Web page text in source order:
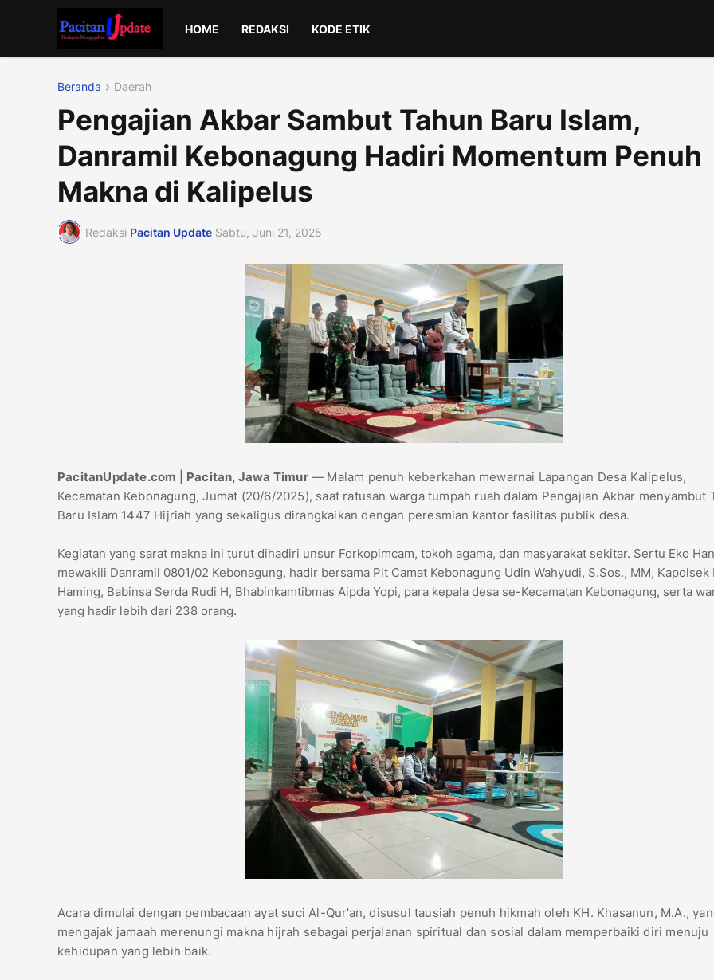
HOME REDAKSI KODE ETIK
Beranda Daerah
Pengajian Akbar Sambut Tahun Baru Islam,
Danramil Kebonagung Hadiri Momentum Penuh
Makna di Kalipelus
Redaksi Pacitan Update Sabtu, Juni 21, 2025
PacitanUpdate.com | Pacitan, Jawa Timur— Malam penuh keberkahan mewarnai Lapangan Desa Kalipelus,
Kecamatan Kebonagung, Jumat (20/6/2025), saat ratusan warga tumpah ruah dalam Pengajian Akbar menyambut
Baru Islam 1447 Hijriah yang sekaligus dirangkaikan dengan peresmian kantor fasilitas publik desa.
Kegiatan yang sarat makna ini turut dihadiri unsur Forkopimcam, tokoh agama, dan masyarakat sekitar. Sertu Eko
mewakili Danramil 0801/02 Kebonagung, hadir bersama Plt Camat Kebonagung Udin Wahyudi, S.Sos., MM, Kapolsek
Haming, Babinsa Serda Rudi H, Bhabinkamtibmas Aipda Yopi, para kepala desa se-Kecamatan Kebonagung, serta
yang hadir lebih dari 238 orang.
Acara dimulai dengan pembacaan ayat suci Al-Qur’an, disusul tausiah penuh hikmah oleh KH. Khasanun, M.A.,
mengajak jamaah merenungi makna hijrah sebagai perjalanan spiritual dan sosial dalam memperbaiki diri menuju
kehidupan yang lebih baik.